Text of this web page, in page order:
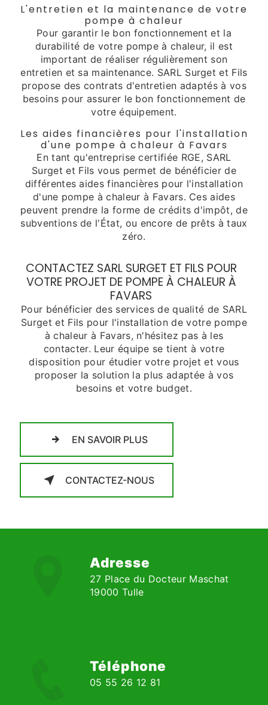
L'entretien et la maintenance de votre
pompe à chaleur
Pour garantir le bon fonctionnement et la
durabilité de votre pompe à chaleur, il est
important de réaliser régulièrement son
entretien et sa maintenance. SARL Surget et Fils
propose des contrats d'entretien adaptés à vos
besoins pour assurer le bon fonctionnement de
votre équipement.
Les aides financières pour l'installation
d'une pompe à chaleur à Favars
En tant qu'entreprise certifiée RGE, SARL
Surget et Fils vous permet de bénéficier de
différentes aides financières pour l'installation
d'une pompe à chaleur à Favars. Ces aides
peuvent prendre la forme de crédits d'impôt, de
subventions de l'État, ou encore de prêts à taux
zéro.
CONTACTEZ SARL SURGET ET FILS POUR
VOTRE PROJET DE POMPE À CHALEUR À
FAVARS
Pour bénéficier des services de qualité de SARL
Surget et Fils pour l'installation de votre pompe
à chaleur à Favars, n'hésitez pas à les
contacter. Leur équipe se tient à votre
disposition pour étudier votre projet et vous
proposer la solution la plus adaptée à vos
besoins et votre budget.
EN SAVOIR PLUS
CONTACTEZ-NOUS
Adresse
27 Place du Docteur Maschat
19000 Tulle
Téléphone
05 55 26 12 81